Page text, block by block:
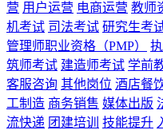
营 用户运营 电商运营 教师
机考试 司法考试 研究生考
管理师职业资格（PMP）
筑师考试 建造师考试 学前
客服咨询 其他岗位 酒店餐
工制造 商务销售 媒体出版
流快递 团建培训 技能提升